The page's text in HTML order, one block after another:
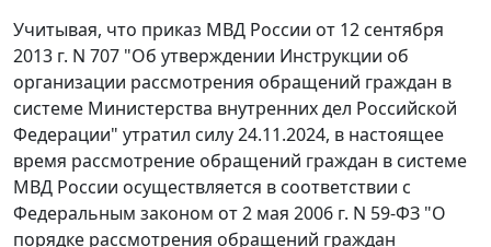
Учитывая, что приказ МВД России от 12 сентября
2013 г. N 707 "Об утверждении Инструкции об
организации рассмотрения обращений граждан в
системе Министерства внутренних дел Российской
Федерации" утратил силу 24.11.2024, в настоящее
время рассмотрение обращений граждан в системе
МВД России осуществляется в соответствии с
Федеральным законом от 2 мая 2006 г. N 59-ФЗ "О
порядке рассмотрения обращений граждан